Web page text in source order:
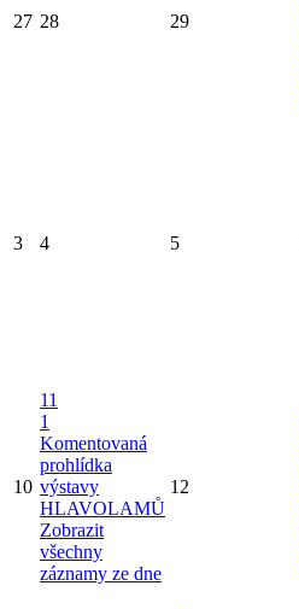
27 28 29
3 4 5
10
11
1
Komentovaná
prohlídka
výstavy
HLAVOLAMŮ
Zobrazit
všechny
záznamy ze dne
12